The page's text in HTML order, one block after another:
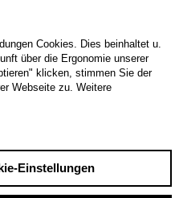
Cookies. Dies beinhaltet u.
über die Ergonomie unserer
klicken, stimmen Sie der
Webseite zu. Weitere
Einstellungen